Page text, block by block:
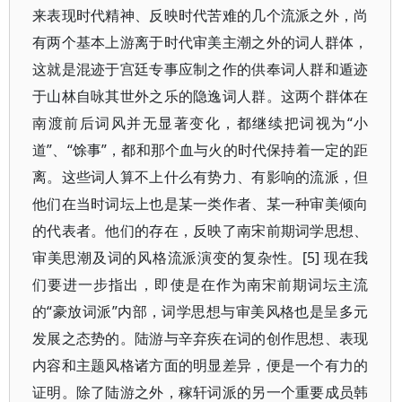
来表现时代精神、反映时代苦难的几个流派之外，尚
有两个基本上游离于时代审美主潮之外的词人群体，
这就是混迹于宫廷专事应制之作的供奉词人群和遁迹
于山林自咏其世外之乐的隐逸词人群。这两个群体在
南渡前后词风并无显著变化，都继续把词视为“小
道”、“馀事”，都和那个血与火的时代保持着一定的距
离。这些词人算不上什么有势力、有影响的流派，但
他们在当时词坛上也是某一类作者、某一种审美倾向
的代表者。他们的存在，反映了南宋前期词学思想、
审美思潮及词的风格流派演变的复杂性。[5] 现在我
们要进一步指出，即使是在作为南宋前期词坛主流
的“豪放词派”内部，词学思想与审美风格也是呈多元
发展之态势的。陆游与辛弃疾在词的创作思想、表现
内容和主题风格诸方面的明显差异，便是一个有力的
证明。除了陆游之外，稼轩词派的另一个重要成员韩